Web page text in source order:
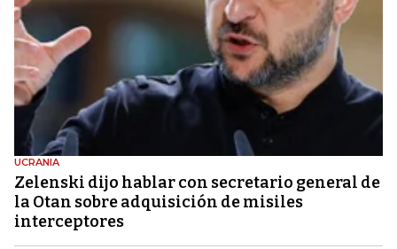
UCRANIA
Zelenski dijo hablar con secretario general de
la Otan sobre adquisición de misiles
interceptores